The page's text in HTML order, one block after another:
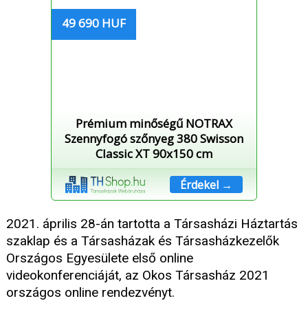
49 690 HUF
Prémium minőségű NOTRAX
Szennyfogó szőnyeg 380 Swisson
Classic XT 90x150 cm
Érdekel →
2021. április 28-án tartotta a Társasházi Háztartás
szaklap és a Társasházak és Társasházkezelők
Országos Egyesülete első online
videokonferenciáját, az Okos Társasház 2021
országos online rendezvényt.